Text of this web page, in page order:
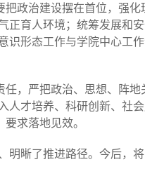
政治建设摆在首位，强
育人环境；统筹发展和
形态工作与学院中心工
，严把政治、思想、阵
人才培养、科研创新、社
求落地见效。
明晰了推进路径。 今后，将